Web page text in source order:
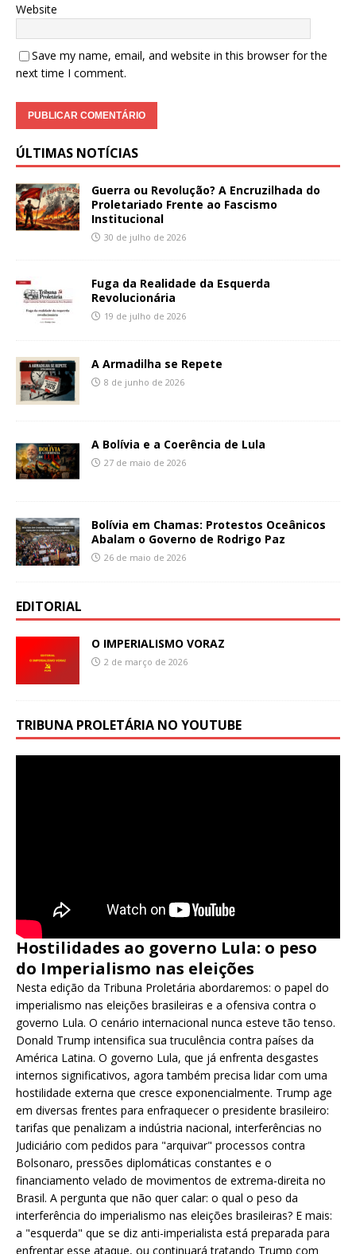
Website
Save my name, email, and website in this browser for the
next time I comment.
ÚLTIMAS NOTÍCIAS
Guerra ou Revolução? A Encruzilhada do
Proletariado Frente ao Fascismo
Institucional
30 de julho de 2026
Fuga da Realidade da Esquerda
Revolucionária
19 de julho de 2026
A Armadilha se Repete
8 de junho de 2026
A Bolívia e a Coerência de Lula
27 de maio de 2026
Bolívia em Chamas: Protestos Oceânicos
Abalam o Governo de Rodrigo Paz
26 de maio de 2026
EDITORIAL
O IMPERIALISMO VORAZ
2 de março de 2026
TRIBUNA PROLETÁRIA NO YOUTUBE
Hostilidades ao governo Lula: o peso
do Imperialismo nas eleições
Nesta edição da Tribuna Proletária abordaremos: o papel do
imperialismo nas eleições brasileiras e a ofensiva contra o
governo Lula. O cenário internacional nunca esteve tão tenso.
Donald Trump intensifica sua truculência contra países da
América Latina. O governo Lula, que já enfrenta desgastes
internos significativos, agora também precisa lidar com uma
hostilidade externa que cresce exponencialmente. Trump age
em diversas frentes para enfraquecer o presidente brasileiro:
tarifas que penalizam a indústria nacional, interferências no
Judiciário com pedidos para "arquivar" processos contra
Bolsonaro, pressões diplomáticas constantes e o
financiamento velado de movimentos de extrema-direita no
Brasil. A pergunta que não quer calar: o qual o peso da
interferência do imperialismo nas eleições brasileiras? E mais:
a "esquerda" que se diz anti-imperialista está preparada para
enfrentar esse ataque, ou continuará tratando Trump com